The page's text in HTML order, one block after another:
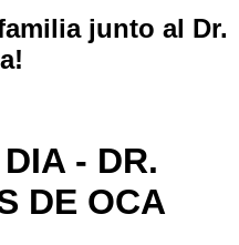
junto al Dr.
- DR.
DE OCA